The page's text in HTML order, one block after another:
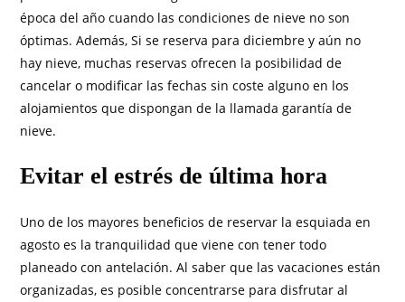
época del año cuando las condiciones de nieve no son
óptimas. Además, Si se reserva para diciembre y aún no
hay nieve, muchas reservas ofrecen la posibilidad de
cancelar o modificar las fechas sin coste alguno en los
alojamientos que dispongan de la llamada garantía de
nieve.
Evitar el estrés de última hora
Uno de los mayores beneficios de reservar la esquiada en
agosto es la tranquilidad que viene con tener todo
planeado con antelación. Al saber que las vacaciones están
organizadas, es posible concentrarse para disfrutar al